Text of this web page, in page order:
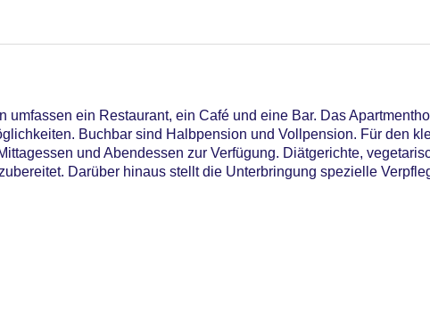
2015
Mastercard, Visa
umfassen ein Restaurant, ein Café und eine Bar. Das
Buchbar sind Halbpension und Vollpension. Für den
und Abendessen zur Verfügung. Diätgerichte,
Darüber hinaus stellt die Unterbringung spezielle